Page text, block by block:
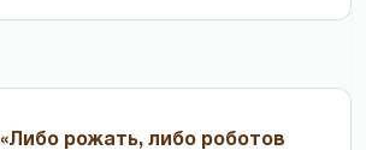
«Либо рожать, либо роботов